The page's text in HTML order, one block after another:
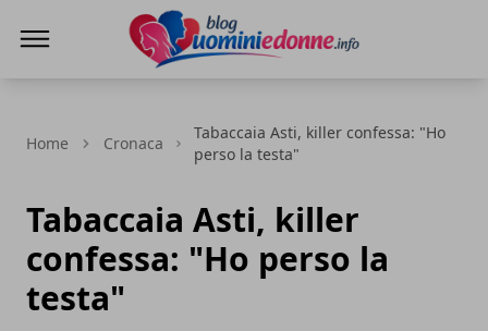
Home Cronaca
Tabaccaia Asti, killer confessa: "Ho
perso la testa"
Tabaccaia Asti, killer
confessa: "Ho perso la
testa"